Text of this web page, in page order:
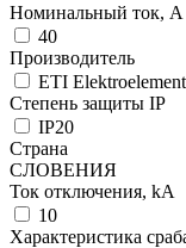
Номинальный ток, А
40
Производитель
ETI Elektroelement
Степень защиты IP
IP20
Страна
СЛОВЕНИЯ
Ток отключения, kА
10
Характеристика